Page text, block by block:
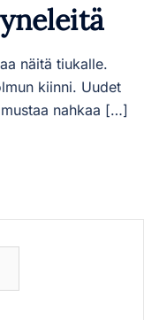
näitä tiukalle.
kiinni. Uudet
nahkaa […]